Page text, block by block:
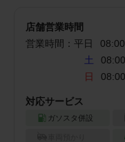
店舗営業時間
営業時間： 平日 08:00
土
日
対応サービス
ガソスタ併設